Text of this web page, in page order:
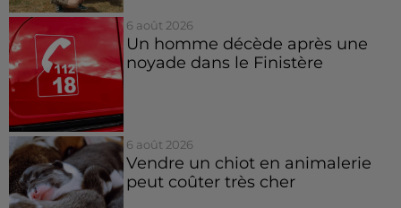
6 août 2026
Un homme décède après une
noyade dans le Finistère
6 août 2026
Vendre un chiot en animalerie
peut coûter très cher